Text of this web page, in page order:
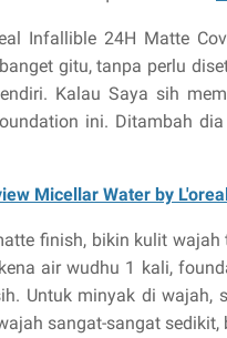
Infallible 24H Matte
gitu, tanpa perlu
Kalau Saya sih
ini. Ditambah
Micellar Water by
finish, bikin kulit
air wudhu 1 kali,
Untuk minyak di wajah,
sangat-sangat